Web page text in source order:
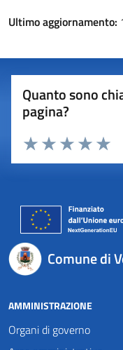
Ultimo aggiornamento:
Quanto sono
pagina?
Valuta 4
Valuta 3
Valuta 2 stelle
Valuta 1 stelle su 5
Comune di
AMMINISTRAZIONE
Organi di governo